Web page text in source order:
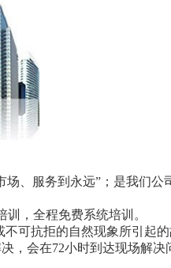
、服务到永远”；是我们
，全程免费系统培训。
可抗拒的自然现象所引起
，会在72小时到达现场解决